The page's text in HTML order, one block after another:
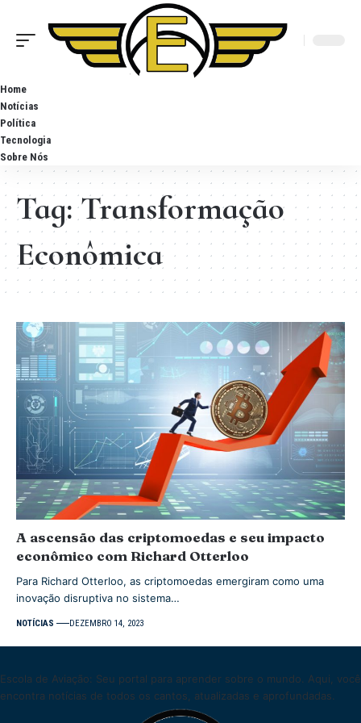
Home
Notícias
Política
Tecnologia
Sobre Nós
Tag:Transformação
Econômica
A ascensão das criptomoedas e seu impacto
econômico com Richard Otterloo
Para Richard Otterloo, as criptomoedas emergiram como uma
inovação disruptiva no sistema…
NOTÍCIAS DEZEMBRO 14, 2023
Escola de Aviação: Seu portal para aprender sobre o mundo. Aqui, você
encontra notícias de todos os cantos, atualizadas e aprofundadas.